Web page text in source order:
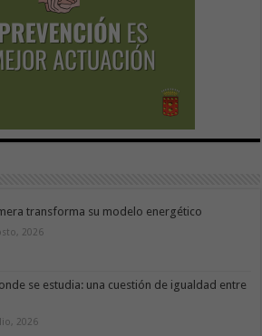
transforma su modelo energético
2026
se estudia: una cuestión de igualdad entre
2026